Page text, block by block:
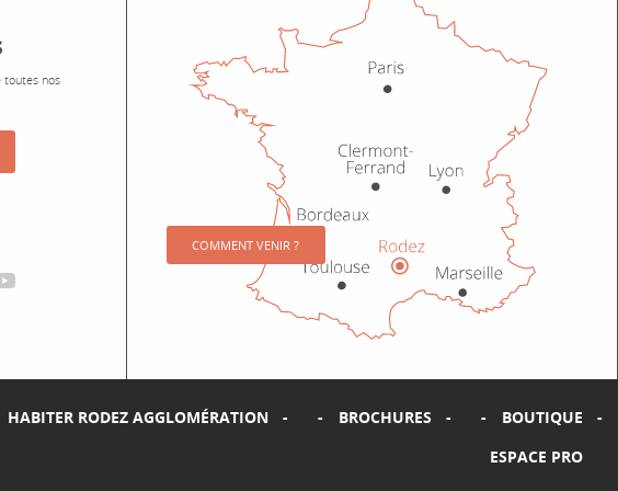
toutes nos
COMMENT VENIR ?
HABITER RODEZ AGGLOMÉRATION BROCHURES
BOUTIQUE
ESPACE PRO